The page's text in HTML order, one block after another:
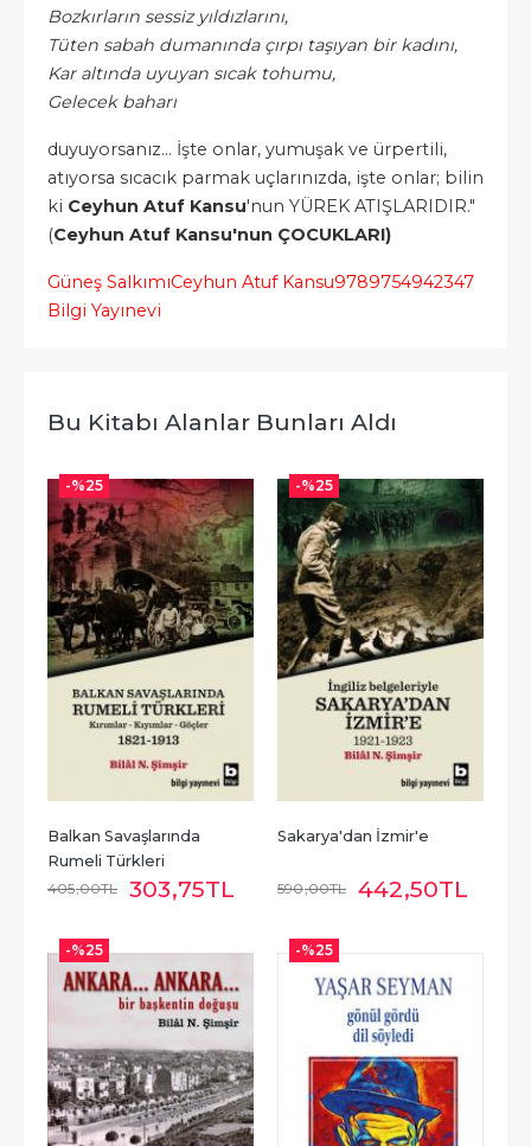
Bozkırların sessiz yıldızlarını,
Tüten sabah dumanında çırpı taşıyan bir kadını,
Kar altında uyuyan sıcak tohumu,
Gelecek baharı
duyuyorsanız... İşte onlar, yumuşak ve ürpertili,
atıyorsa sıcacık parmak uçlarınızda, işte onlar; bilin
ki Ceyhun Atuf Kansu'nun YÜREK ATIŞLARIDIR."
(Ceyhun Atuf Kansu'nun ÇOCUKLARI)
Güneş SalkımıCeyhun Atuf Kansu9789754942347
Bilgi Yayınevi
Bu Kitabı Alanlar Bunları Aldı
-%25
Balkan Savaşlarında
Rumeli Türkleri
405,00TL 303,75TL
-%25
Sakarya'dan İzmir'e
590,00TL 442,50TL
-%25 -%25